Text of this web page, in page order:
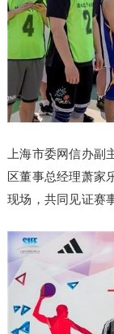
上海市委网信办
区董事总经理萧家
现场，共同见证赛